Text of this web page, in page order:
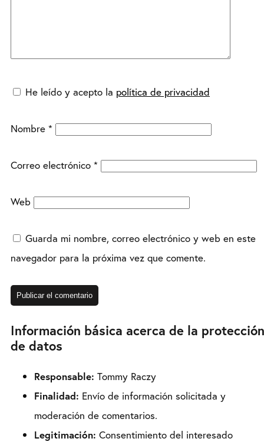
He leído y acepto la política de privacidad
Nombre *
Correo electrónico *
Web
Guarda mi nombre, correo electrónico y web en este
navegador para la próxima vez que comente.
Información básica acerca de la protección
de datos
Responsable: Tommy Raczy
Finalidad: Envío de información solicitada y
moderación de comentarios.
Legitimación: Consentimiento del interesado